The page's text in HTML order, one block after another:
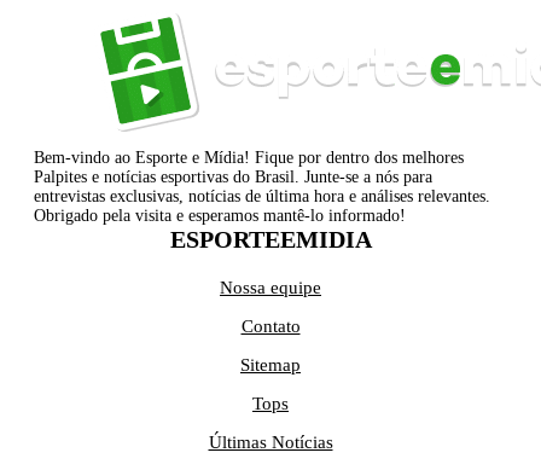
Bem-vindo ao Esporte e Mídia! Fique por dentro dos melhores
Palpites e notícias esportivas do Brasil. Junte-se a nós para
entrevistas exclusivas, notícias de última hora e análises relevantes.
Obrigado pela visita e esperamos mantê-lo informado!
ESPORTEEMIDIA
Nossa equipe
Contato
Sitemap
Tops
Últimas Notícias